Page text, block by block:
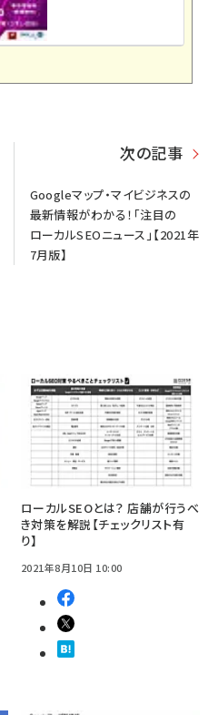
次の記事
Googleマップ・マイビジネスの
最新情報がわかる！「注目の
ローカルSEOニュース」【2021年
7月版】
ローカルSEOとは？ 店舗が行うべ
き対策を解説【チェックリスト有
り】
2021年8月10日 10:00